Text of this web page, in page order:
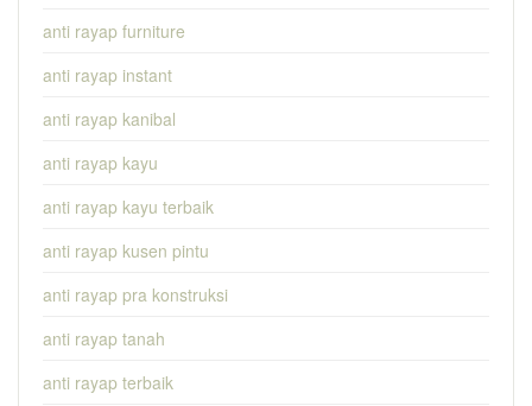
anti rayap furniture
anti rayap instant
anti rayap kanibal
anti rayap kayu
anti rayap kayu terbaik
anti rayap kusen pintu
anti rayap pra konstruksi
anti rayap tanah
anti rayap terbaik